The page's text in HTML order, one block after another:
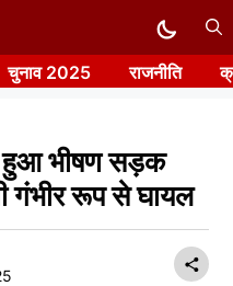
चुनाव 2025 राजनीति
हुआ भीषण सड़क
गंभीर रूप से घायल